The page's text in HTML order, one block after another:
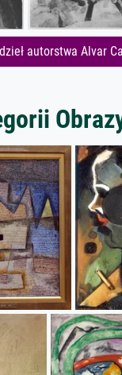
autorstwa Alvar